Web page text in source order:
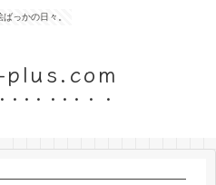
っかの日々。